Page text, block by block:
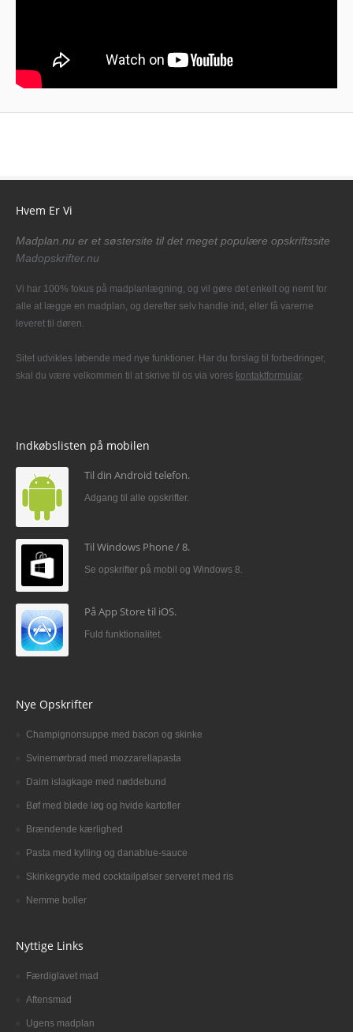
Hvem Er Vi
Madplan.nu er et søstersite til det meget populære opskriftssite
Madopskrifter.nu
Vi har 100% fokus på madplanlægning, og vil gøre det enkelt og nemt for
alle at lægge en madplan, og derefter selv handle ind, eller få varerne
leveret til døren.
Sitet udvikles løbende med nye funktioner. Har du forslag til forbedringer,
skal du være velkommen til at skrive til os via vores kontaktformular.
Indkøbslisten på mobilen
Til din Android telefon.
Adgang til alle opskrifter.
Til Windows Phone / 8.
Se opskrifter på mobil og Windows 8.
På App Store til iOS.
Fuld funktionalitet.
Nye Opskrifter
Champignonsuppe med bacon og skinke
Svinemørbrad med mozzarellapasta
Daim islagkage med nøddebund
Bøf med bløde løg og hvide kartofler
Brændende kærlighed
Pasta med kylling og danablue-sauce
Skinkegryde med cocktailpølser serveret med ris
Nemme boller
Nyttige Links
Færdiglavet mad
Aftensmad
Ugens madplan